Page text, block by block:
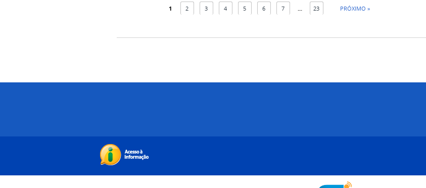
1 2 3 4 5 6 7 23 PRÓXIMO »